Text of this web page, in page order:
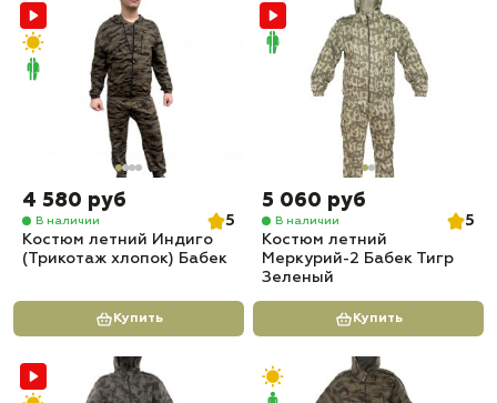
4 580 руб
В наличии
5
Костюм летний Индиго
(Трикотаж хлопок) Бабек
Купить
5 060 руб
В наличии
5
Костюм летний
Меркурий-2 Бабек Тигр
Зеленый
Купить